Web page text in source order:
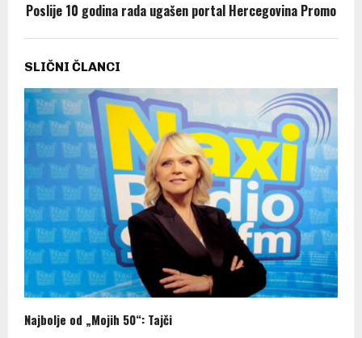
Poslije 10 godina rada ugašen portal Hercegovina Promo
SLIČNI ČLANCI
Najbolje od „Mojih 50“: Tajči